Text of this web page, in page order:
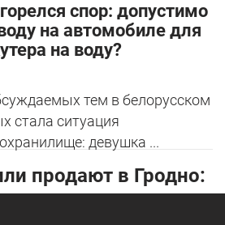
спор: допустимо
на автомобиле для
на воду?
тем в белорусском
стала ситуация
девушка ...
продают в Гродно: